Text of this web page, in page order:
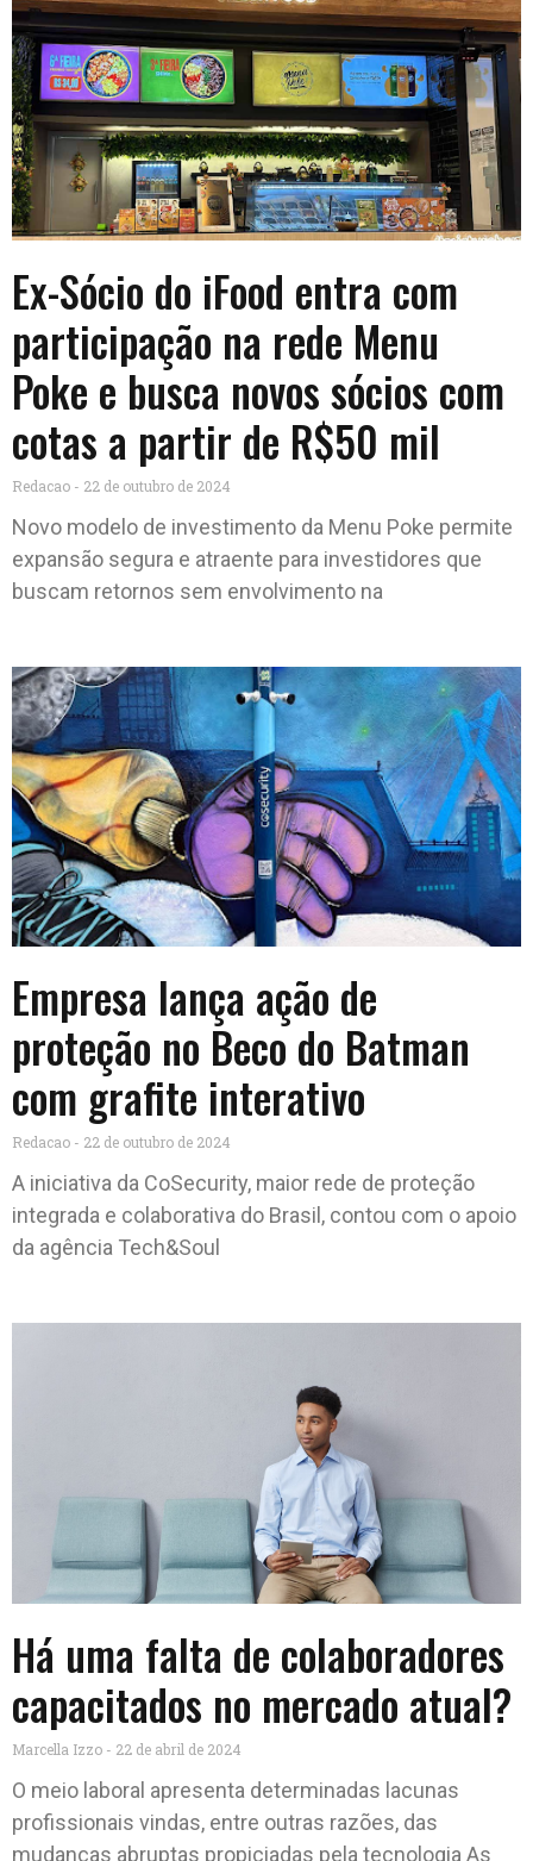
Ex-Sócio do iFood entra com
participação na rede Menu
Poke e busca novos sócios com
cotas a partir de R$50 mil
Redacao 22 de outubro de 2024
Novo modelo de investimento da Menu Poke permite
expansão segura e atraente para investidores que
buscam retornos sem envolvimento na
Empresa lança ação de
proteção no Beco do Batman
com grafite interativo
Redacao 22 de outubro de 2024
A iniciativa da CoSecurity, maior rede de proteção
integrada e colaborativa do Brasil, contou com o apoio
da agência Tech&Soul
Há uma falta de colaboradores
capacitados no mercado atual?
Marcella Izzo 22 de abril de 2024
O meio laboral apresenta determinadas lacunas
profissionais vindas, entre outras razões, das
mudanças abruptas propiciadas pela tecnologia As